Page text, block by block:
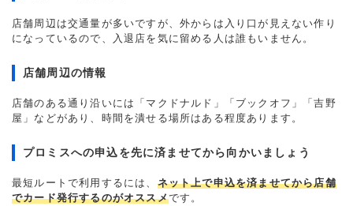
店舗周辺は交通量が多いですが、外からは入り口が見えない作り
になっているので、入退店を気に留める人は誰もいません。
店舗周辺の情報
店舗のある通り沿いには「マクドナルド」「ブックオフ」「吉野
屋」などがあり、時間を潰せる場所はある程度あります。
プロミスへの申込を先に済ませてから向かいましょう
最短ルートで利用するには、 ネット上で申込を済ませてから店舗
でカード発行するのがオススメです。